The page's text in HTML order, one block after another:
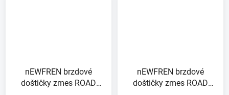
nEWFREN brzdové
doštičky zmes ROAD
nEWFREN brzdové
doštičky zmes ROAD